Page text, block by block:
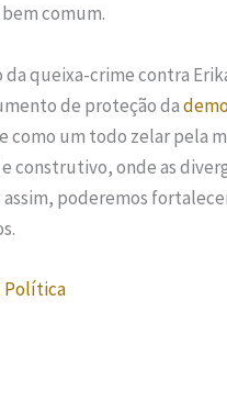
comum.
da queixa-crime contra
de proteção da
como um todo zelar pela
construtivo, onde as
poderemos
Política